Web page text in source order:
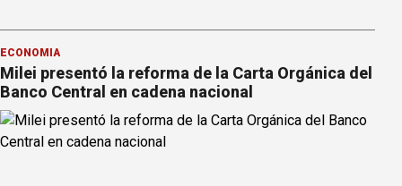
ECONOMÍA
Milei presentó la reforma de la Carta Orgánica del
Banco Central en cadena nacional